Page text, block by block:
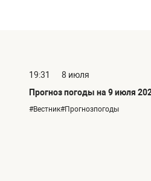
19:31
8 июля
Прогноз погоды на 9 июля
#Вестник#Прогнозпогоды